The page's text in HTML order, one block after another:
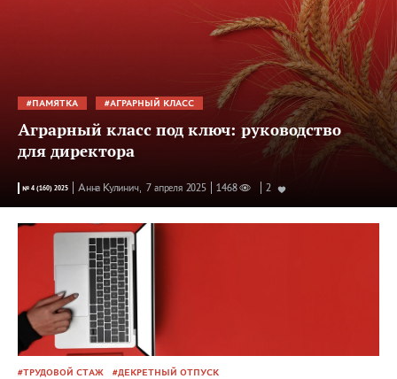
ПАМЯТКА АГРАРНЫЙ КЛАСС
Аграрный класс под ключ: руководство
для директора
№ 4 (160) 2025 Анна Кулинич, 7 апреля 2025 1468 2
ТРУДОВОЙ СТАЖ ДЕКРЕТНЫЙ ОТПУСК